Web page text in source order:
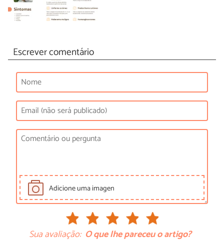
Escrever comentário
Adicione uma imagen
Sua avaliação: O que lhe pareceu o artigo?